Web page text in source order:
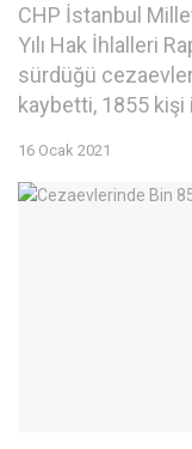
CHP İstanbul
Yılı Hak İhlalleri
sürdüğü
kaybetti, 1855
16 Ocak 2021